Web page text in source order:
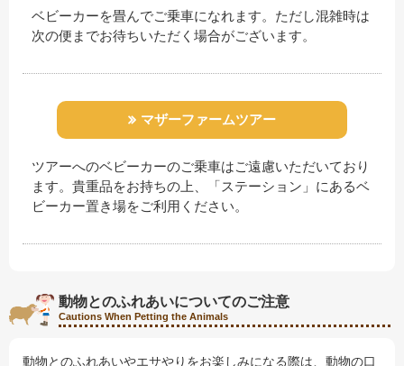
ベビーカーを畳んでご乗車になれます。ただし混雑時は
次の便までお待ちいただく場合がございます。
マザーファームツアー
ツアーへのベビーカーのご乗車はご遠慮いただいており
ます。貴重品をお持ちの上、「ステーション」にあるベ
ビーカー置き場をご利用ください。
動物とのふれあいについてのご注意
Cautions When Petting the Animals
動物とのふれあいやエサやりをお楽しみになる際は、動物の口